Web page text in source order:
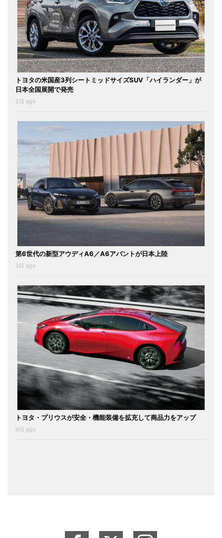
トヨタの米国産3列シートミッドサイズSUV「ハイランダー」が
日本全国展開で発売
2日 ago
第6世代の新型アウディA6／A6アバントが日本上陸
2日 ago
トヨタ・プリウスが安全・機能装備を拡充して商品力をアップ
6日 ago